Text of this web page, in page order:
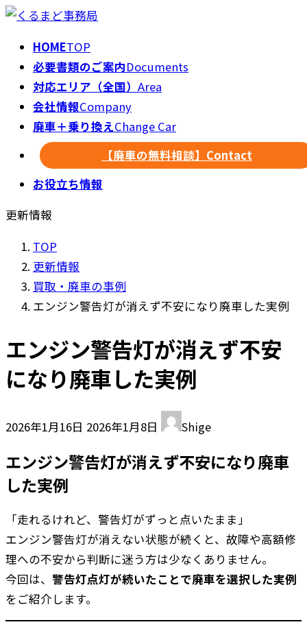
HOMETOP
必要書類のご案内Documents
対応エリア（全国） Area
会社情報Company
廃車＋乗り換えChange Car
【廃車の無料相談】 Contact
お役立ち情報
更新情報
TOP
更新情報
買取・廃車の事例
エンジン警告灯が消えず不安になり廃車した実例
エンジン警告灯が消えず不安
になり廃車した実例
2026年1月16日 最
更
時
:
2026年1月8日 Shige
エンジン警告灯が消えず不安になり廃車
した実例
「走れるけれど、警告灯がずっと点いたまま」
エンジン警告灯が消えない状態が続くと、故障や高額修
理への不安から判断に迷う方は少なくありません。
今回は、 警告灯点灯が続いたことで廃車を選択した実例
をご紹介します。